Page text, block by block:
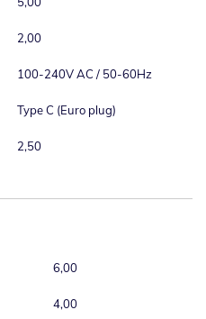
2,00
100-240V AC / 50-60Hz
Type C (Euro plug)
2,50
6,00
4,00